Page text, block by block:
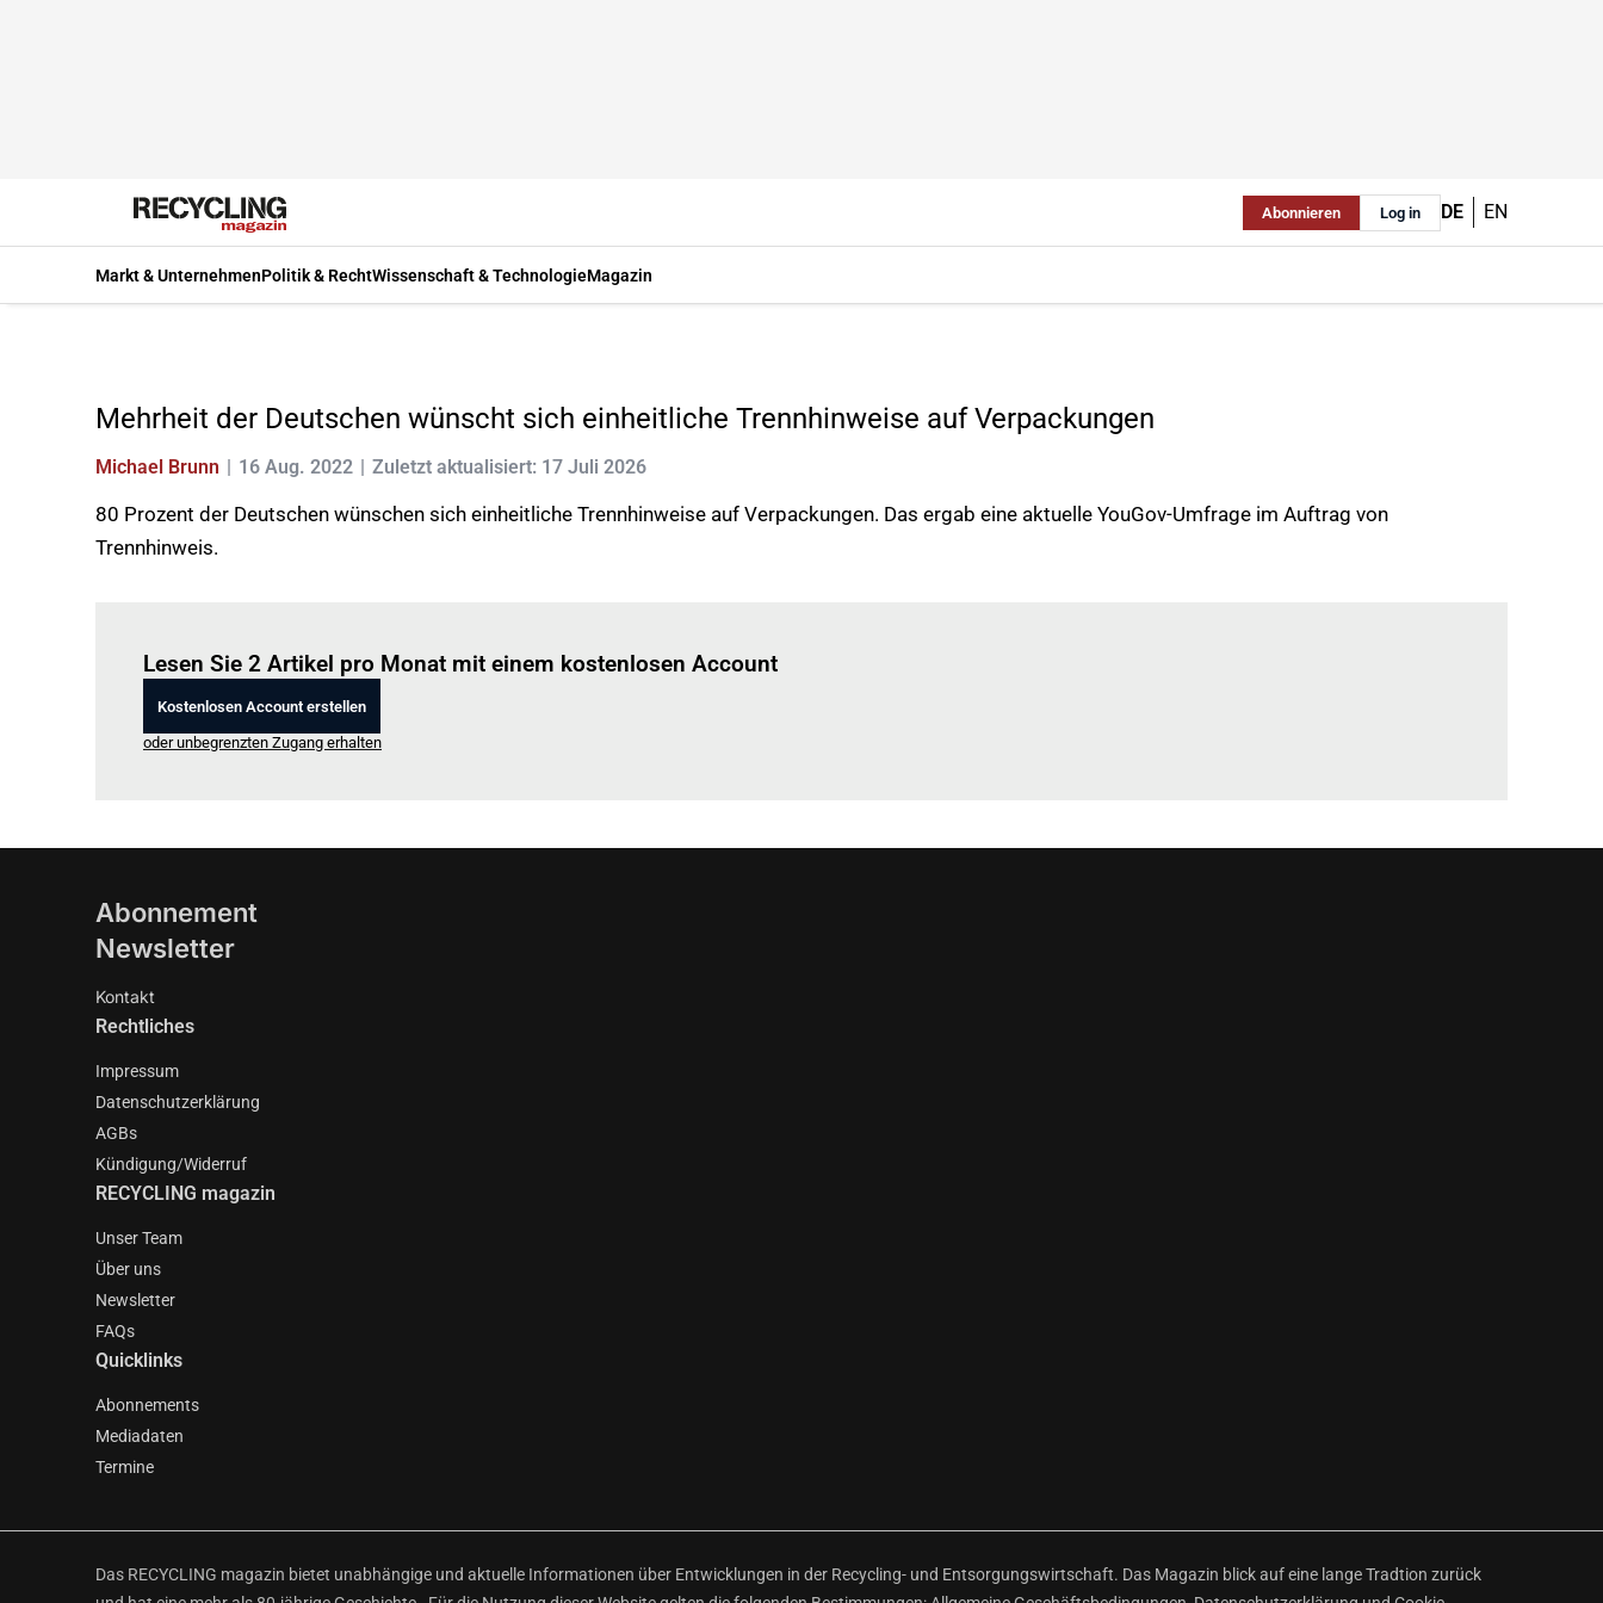
Abonnieren Log in DE EN
Markt & UnternehmenPolitik & RechtWissenschaft & TechnologieMagazin
Mehrheit der Deutschen wünscht sich einheitliche Trennhinweise auf Verpackungen
Michael Brunn 16 Aug. 2022 Zuletzt aktualisiert: 17 Juli 2026
80 Prozent der Deutschen wünschen sich einheitliche Trennhinweise auf Verpackungen. Das ergab eine aktuelle YouGov-Umfrage im Auftrag von
Trennhinweis.
Lesen Sie 2 Artikel pro Monat mit einem kostenlosen Account
Kostenlosen Account erstellen
oder unbegrenzten Zugang erhalten
Abonnement
Newsletter
Kontakt
Rechtliches
Impressum
Datenschutzerklärung
AGBs
Kündigung/Widerruf
RECYCLING magazin
Unser Team
Über uns
Newsletter
FAQs
Quicklinks
Abonnements
Mediadaten
Termine
Das RECYCLING magazin bietet unabhängige und aktuelle Informationen über Entwicklungen in der Recycling- und Entsorgungswirtschaft. Das Magazin blick auf eine lange Tradtion zurück